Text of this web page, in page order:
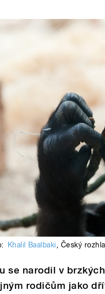
Khalil Baalbaki, Český
se narodil v
rodičům jako